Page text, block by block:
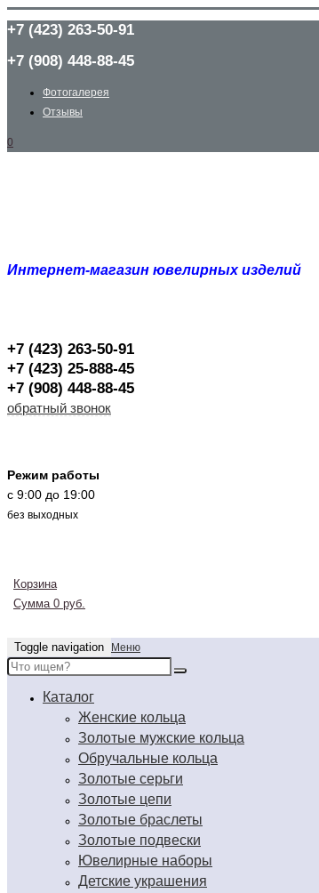
+7 (423) 263-50-91
+7 (908) 448-88-45
Фотогалерея
Отзывы
0
Интернет-магазин ювелирных изделий
+7 (423) 263-50-91
+7 (423) 25-888-45
+7 (908) 448-88-45
обратный звонок
Режим работы
c 9:00 до 19:00
без выходных
Корзина
Сумма 0 руб.
Toggle navigation Меню
Каталог
Женские кольца
Золотые мужские кольца
Обручальные кольца
Золотые серьги
Золотые цепи
Золотые браслеты
Золотые подвески
Ювелирные наборы
Детские украшения